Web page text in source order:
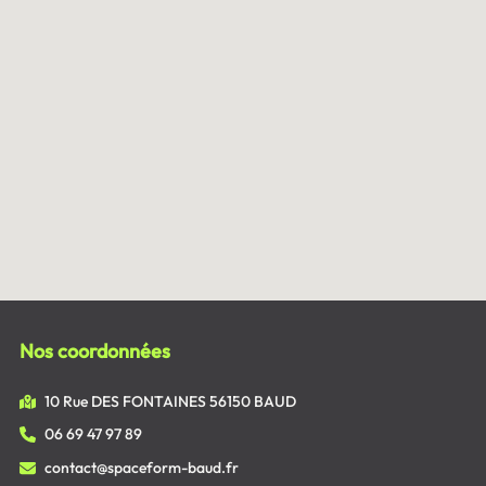
Nos coordonnées
10 Rue DES FONTAINES 56150 BAUD
06 69 47 97 89
contact@spaceform-baud.fr